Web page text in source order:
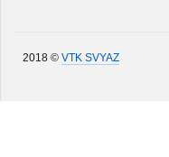
2018 © VTK SVYAZ